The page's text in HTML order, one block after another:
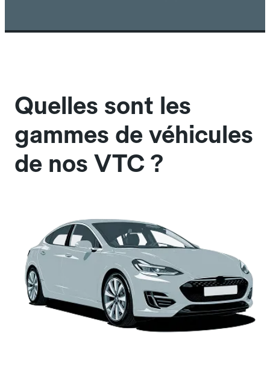
Quelles sont les
gammes de véhicules
de nos VTC ?